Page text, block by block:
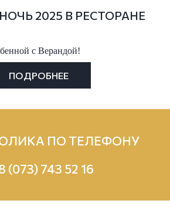
2025 В РЕСТОРАНЕ
с Верандой!
ПОДРОБНЕЕ
ПО ТЕЛЕФОНУ
(073) 743 52 16